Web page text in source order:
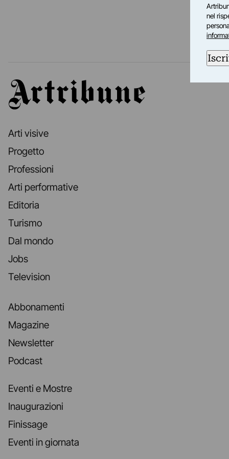
Artribune
Arti visive
Progetto
Professioni
Arti performative
Editoria
Turismo
Dal mondo
Jobs
Television
Abbonamenti
Magazine
Newsletter
Podcast
Eventi e Mostre
Inaugurazioni
Finissage
Eventi in giornata
nel